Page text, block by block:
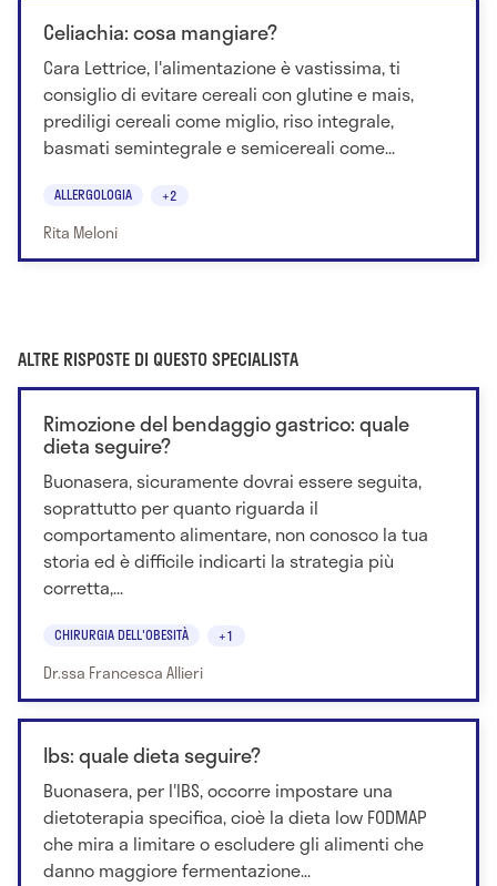
Celiachia: cosa mangiare?
Cara Lettrice, l'alimentazione è vastissima, ti
consiglio di evitare cereali con glutine e mais,
prediligi cereali come miglio, riso integrale,
basmati semintegrale e semicereali come...
ALLERGOLOGIA +2
Rita Meloni
ALTRE RISPOSTE DI QUESTO SPECIALISTA
Rimozione del bendaggio gastrico: quale
dieta seguire?
Buonasera, sicuramente dovrai essere seguita,
soprattutto per quanto riguarda il
comportamento alimentare, non conosco la tua
storia ed è difficile indicarti la strategia più
corretta,...
CHIRURGIA DELL'OBESITÀ +1
Dr.ssa Francesca Allieri
Ibs: quale dieta seguire?
Buonasera, per l'IBS, occorre impostare una
dietoterapia specifica, cioè la dieta low FODMAP
che mira a limitare o escludere gli alimenti che
danno maggiore fermentazione...